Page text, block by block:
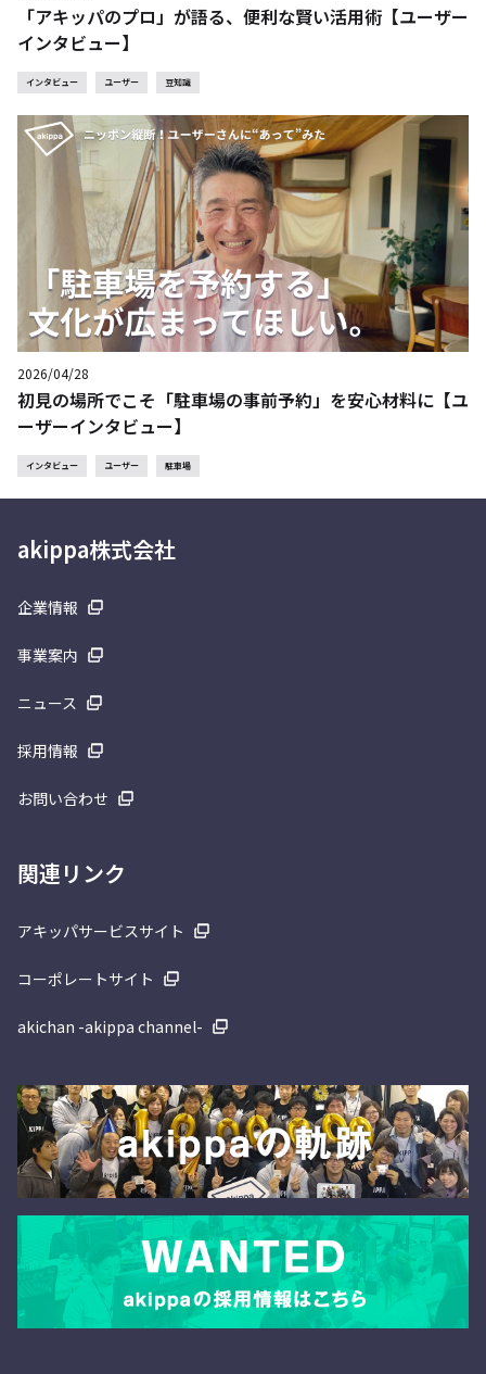
「アキッパのプロ」が語る、便利な賢い活用術【ユーザー
インタビュー】
インタビュー ユーザー 豆知識
2026/04/28
初見の場所でこそ「駐車場の事前予約」を安心材料に【ユ
ーザーインタビュー】
インタビュー ユーザー 駐車場
akippa株式会社
企業情報
事業案内
ニュース
採用情報
お問い合わせ
関連リンク
アキッパサービスサイト
コーポレートサイト
akichan -akippa channel-